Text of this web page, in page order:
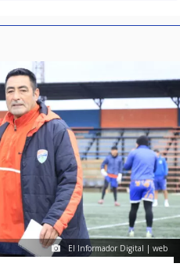
El Informador Digital | web